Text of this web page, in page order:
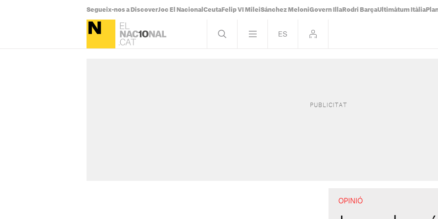
Segueix-nos a DiscoverJoc El Nacional Ceuta Felip VI MileiSánchez MeloniGovern Illa Rodri BarçaUltimàtum Itàlia
OPINIÓ